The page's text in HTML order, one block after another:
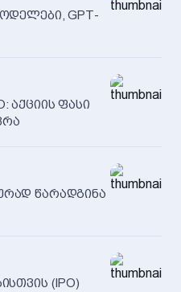
GPT-
აქციის ფასი
წარადგინა
(IPO)